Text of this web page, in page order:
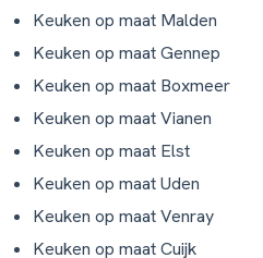
Keuken op maat Malden
Keuken op maat Gennep
Keuken op maat Boxmeer
Keuken op maat Vianen
Keuken op maat Elst
Keuken op maat Uden
Keuken op maat Venray
Keuken op maat Cuijk